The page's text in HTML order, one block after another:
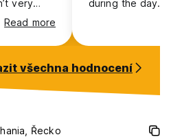
very
only
Read more
during the day.
všechna hodnocení
Řecko